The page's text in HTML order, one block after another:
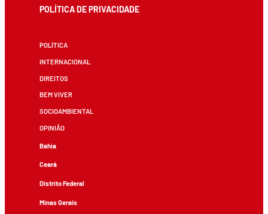
POLÍTICA DE PRIVACIDADE
POLÍTICA
INTERNACIONAL
DIREITOS
BEM VIVER
SOCIOAMBIENTAL
OPINIÃO
Bahia
Ceará
Distrito Federal
Minas Gerais